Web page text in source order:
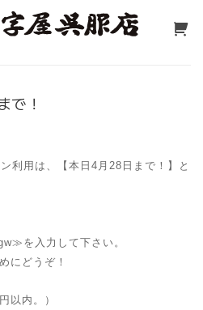
で！
利用は、【本日4月28日まで！】と
を入力して下さい。
にどうぞ！
以内。）